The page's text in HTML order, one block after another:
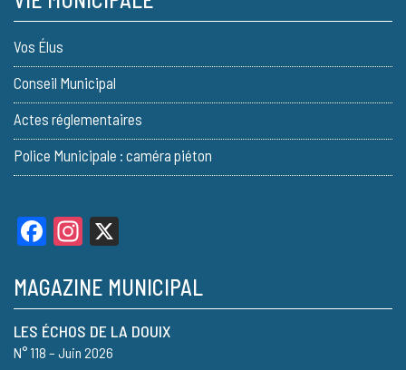
Vos Élus
Conseil Municipal
Actes réglementaires
Police Municipale : caméra piéton
FacebookInstagram
MAGAZINE MUNICIPAL
LES ÉCHOS DE LA DOUIX
N° 118 – Juin 2026